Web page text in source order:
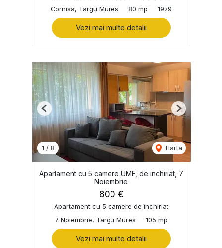
Cornisa, Targu Mures
80 mp 1979
Vezi mai multe detalii
1 / 8 Harta
Previous Next
Apartament cu 5 camere UMF, de inchiriat, 7
Noiembrie
800 €
Apartament cu 5 camere de închiriat
7 Noiembrie, Targu Mures
105 mp
Vezi mai multe detalii